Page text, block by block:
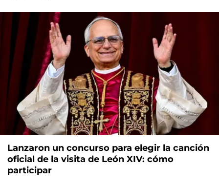
Lanzaron un concurso para elegir la canción
oficial de la visita de León XIV: cómo
participar